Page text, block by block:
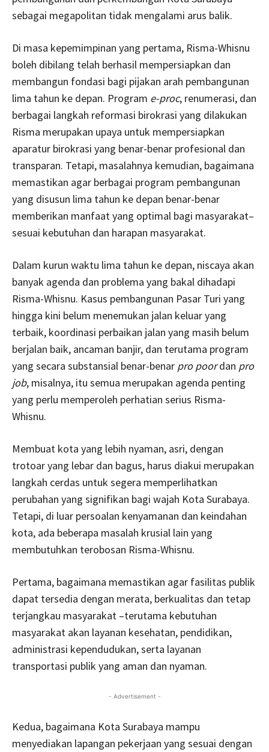
sebagai megapolitan tidak mengalami arus balik.
Di masa kepemimpinan yang pertama, Risma-Whisnu
boleh dibilang telah berhasil mempersiapkan dan
membangun fondasi bagi pijakan arah pembangunan
lima tahun ke depan. Program e-proc, renumerasi, dan
berbagai langkah reformasi birokrasi yang dilakukan
Risma merupakan upaya untuk mempersiapkan
aparatur birokrasi yang benar-benar profesional dan
transparan. Tetapi, masalahnya kemudian, bagaimana
memastikan agar berbagai program pembangunan
yang disusun lima tahun ke depan benar-benar
memberikan manfaat yang optimal bagi masyarakat–
sesuai kebutuhan dan harapan masyarakat.
Dalam kurun waktu lima tahun ke depan, niscaya akan
banyak agenda dan problema yang bakal dihadapi
Risma-Whisnu. Kasus pembangunan Pasar Turi yang
hingga kini belum menemukan jalan keluar yang
terbaik, koordinasi perbaikan jalan yang masih belum
berjalan baik, ancaman banjir, dan terutama program
yang secara substansial benar-benar pro poordan pro
job, misalnya, itu semua merupakan agenda penting
yang perlu memperoleh perhatian serius Risma-
Whisnu.
Membuat kota yang lebih nyaman, asri, dengan
trotoar yang lebar dan bagus, harus diakui merupakan
langkah cerdas untuk segera memperlihatkan
perubahan yang signifikan bagi wajah Kota Surabaya.
Tetapi, di luar persoalan kenyamanan dan keindahan
kota, ada beberapa masalah krusial lain yang
membutuhkan terobosan Risma-Whisnu.
Pertama, bagaimana memastikan agar fasilitas publik
dapat tersedia dengan merata, berkualitas dan tetap
terjangkau masyarakat –terutama kebutuhan
masyarakat akan layanan kesehatan, pendidikan,
administrasi kependudukan, serta layanan
transportasi publik yang aman dan nyaman.
- Advertisement -
Kedua, bagaimana Kota Surabaya mampu
menyediakan lapangan pekerjaan yang sesuai dengan